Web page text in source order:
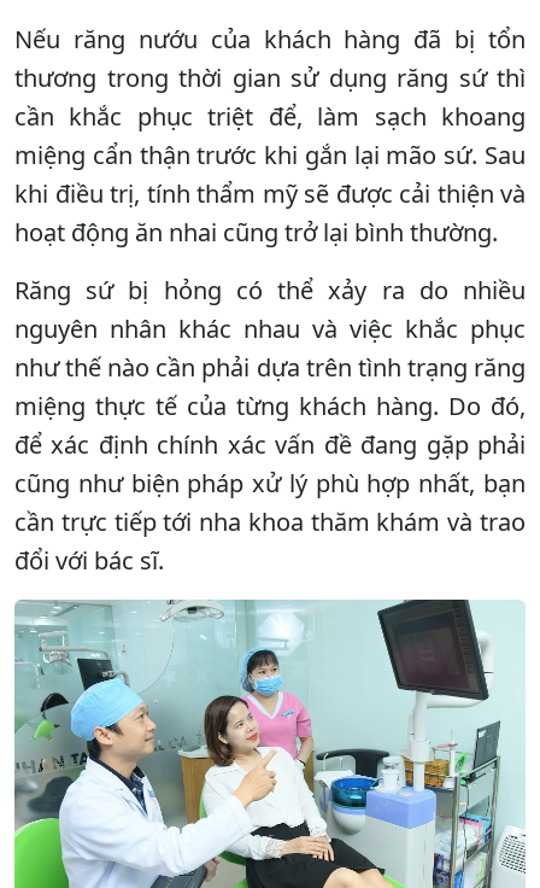
Nếu răng nướu của khách hàng đã bị tổn
thương trong thời gian sử dụng răng sứ thì
cần khắc phục triệt để, làm sạch khoang
miệng cẩn thận trước khi gắn lại mão sứ. Sau
khi điều trị, tính thẩm mỹ sẽ được cải thiện và
hoạt động ăn nhai cũng trở lại bình thường.
Răng sứ bị hỏng có thể xảy ra do nhiều
nguyên nhân khác nhau và việc khắc phục
như thế nào cần phải dựa trên tình trạng răng
miệng thực tế của từng khách hàng. Do đó,
để xác định chính xác vấn đề đang gặp phải
cũng như biện pháp xử lý phù hợp nhất, bạn
cần trực tiếp tới nha khoa thăm khám và trao
đổi với bác sĩ.